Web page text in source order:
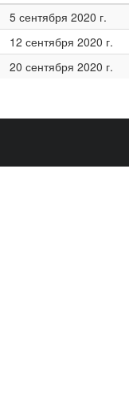
5 сентября 2020 г.
12 сентября 2020 г.
20 сентября 2020 г.